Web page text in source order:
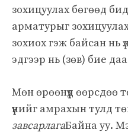
зохицуулах бөгөөд
арматурыг
зохиох гэж байсан нь
эдгээр нь (зөв) бие
Мөн өрөөнүүд өөрсдөө
үүнийг амрахын тулд
завсарлагаБайна уу.